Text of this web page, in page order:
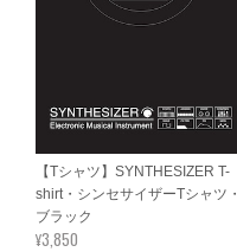
【Tシャツ】SYNTHESIZER T-
shirt・シンセサイザーTシャツ・
ブラック
¥3,850